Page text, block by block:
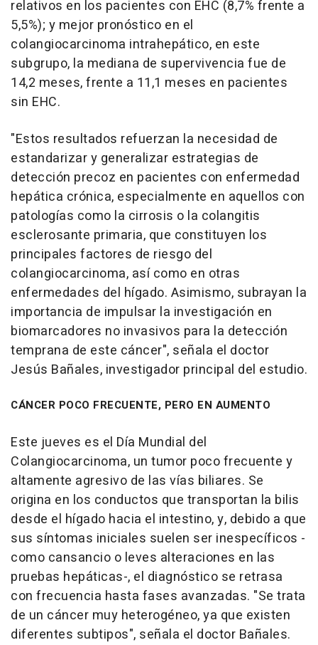
relativos en los pacientes con EHC (8,7% frente a
5,5%); y mejor pronóstico en el
colangiocarcinoma intrahepático, en este
subgrupo, la mediana de supervivencia fue de
14,2 meses, frente a 11,1 meses en pacientes
sin EHC.
"Estos resultados refuerzan la necesidad de
estandarizar y generalizar estrategias de
detección precoz en pacientes con enfermedad
hepática crónica, especialmente en aquellos con
patologías como la cirrosis o la colangitis
esclerosante primaria, que constituyen los
principales factores de riesgo del
colangiocarcinoma, así como en otras
enfermedades del hígado. Asimismo, subrayan la
importancia de impulsar la investigación en
biomarcadores no invasivos para la detección
temprana de este cáncer", señala el doctor
Jesús Bañales, investigador principal del estudio.
CÁNCER POCO FRECUENTE, PERO EN AUMENTO
Este jueves es el Día Mundial del
Colangiocarcinoma, un tumor poco frecuente y
altamente agresivo de las vías biliares. Se
origina en los conductos que transportan la bilis
desde el hígado hacia el intestino, y, debido a que
sus síntomas iniciales suelen ser inespecíficos -
como cansancio o leves alteraciones en las
pruebas hepáticas-, el diagnóstico se retrasa
con frecuencia hasta fases avanzadas. "Se trata
de un cáncer muy heterogéneo, ya que existen
diferentes subtipos", señala el doctor Bañales.